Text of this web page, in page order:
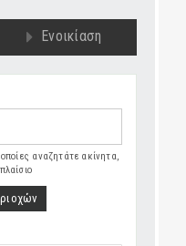
Ενοικίαση
αναζητάτε ακίνητα,